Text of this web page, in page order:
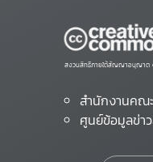
สงวนสิทธิ์ภายใต้สัญญาอนุญาต
สำนักงานคณ
ศูนย์ข้อมูลข่า